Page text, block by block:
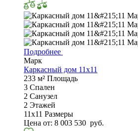
Подробнее
Марк
Каркасный дом 11х11
233 м² Площадь
3 Спален
2 Санузел
2 Этажей
11х11 Размеры
Цена от: 8 003 530 руб.